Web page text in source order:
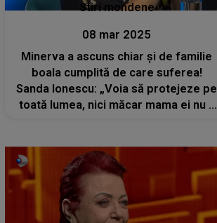
Stiri mondene
08 mar 2025
Minerva a ascuns chiar și de familie
boala cumplită de care suferea!
Sanda Ionescu: „Voia să protejeze pe
toată lumea, nici măcar mama ei nu a